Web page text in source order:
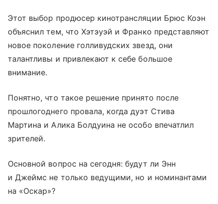
Этот выбор продюсер кинотрансляции Брюс Коэн
объяснил тем, что Хэтэуэй и Франко представляют
новое поколение голливудских звезд, они
талантливы и привлекают к себе большое
внимание.
Понятно, что такое решение принято после
прошлогоднего провала, когда дуэт Стива
Мартина и Алика Болдуина не особо впечатлил
зрителей.
Основной вопрос на сегодня: будут ли Энн
и Джеймс не только ведущими, но и номинантами
на «Оскар»?